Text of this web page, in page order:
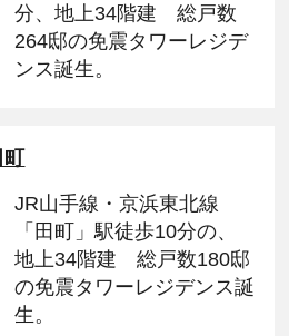
分、地上34階建 総戸数
264邸の免震タワーレジデ
ンス誕生。
JR山手線・京浜東北線
「田町」駅徒歩10分の、
地上34階建 総戸数180邸
の免震タワーレジデンス誕
生。